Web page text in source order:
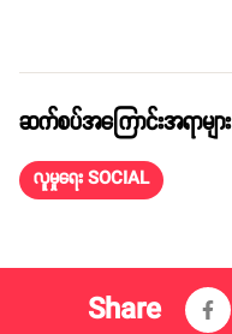
ဆက်စပ်အကြောင်းအရာများ
လူမှုရေး SOCIAL
Share